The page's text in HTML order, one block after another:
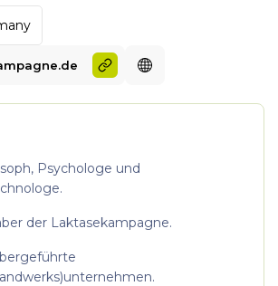
Psychologe und
der Laktasekampagne.